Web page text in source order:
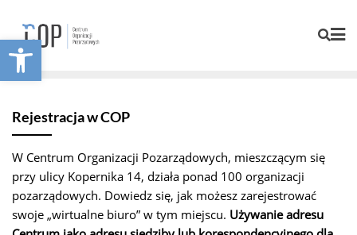
Otwórz pasek narzędzi
Rejestracja w COP
W Centrum Organizacji Pozarządowych, mieszczącym się
przy ulicy Kopernika 14, działa ponad 100 organizacji
pozarządowych. Dowiedz się, jak możesz zarejestrować
swoje „wirtualne biuro” w tym miejscu. Używanie adresu